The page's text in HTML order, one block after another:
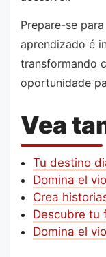
Prepare-se
aprendizado é
transformando
oportunidade
Vea
Tu destino
Domina el
Crea
Descubre tu
Domina el